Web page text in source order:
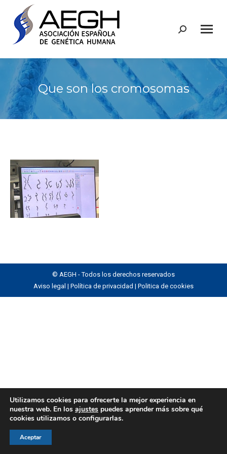
Buscar:
Que son los cromosomas
© AEGH - Todos los derechos reservados
Aviso legal | Política de privacidad | Politica de cookies
Utilizamos cookies para ofrecerte la mejor experiencia en
nuestra web. En los ajustes puedes aprender más sobre qué
cookies utilizamos o configurarlas.
Aceptar